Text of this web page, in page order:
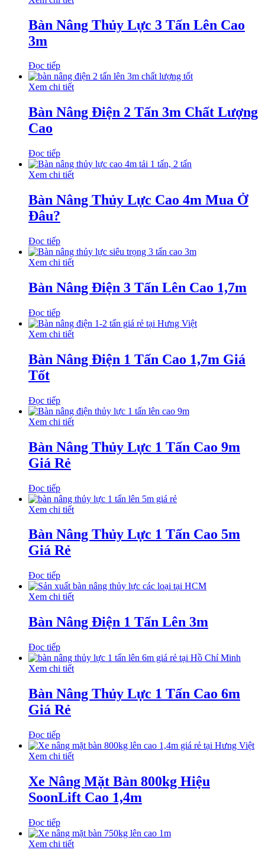
Bàn Nâng Thủy Lực 3 Tấn Lên Cao
3m
Đọc tiếp
Xem chi tiết
Bàn Nâng Điện 2 Tấn 3m Chất Lượng
Cao
Đọc tiếp
Xem chi tiết
Bàn Nâng Thủy Lực Cao 4m Mua Ở
Đâu?
Đọc tiếp
Xem chi tiết
Bàn Nâng Điện 3 Tấn Lên Cao 1,7m
Đọc tiếp
Xem chi tiết
Bàn Nâng Điện 1 Tấn Cao 1,7m Giá
Tốt
Đọc tiếp
Xem chi tiết
Bàn Nâng Thủy Lực 1 Tấn Cao 9m
Giá Rẻ
Đọc tiếp
Xem chi tiết
Bàn Nâng Thủy Lực 1 Tấn Cao 5m
Giá Rẻ
Đọc tiếp
Xem chi tiết
Bàn Nâng Điện 1 Tấn Lên 3m
Đọc tiếp
Xem chi tiết
Bàn Nâng Thủy Lực 1 Tấn Cao 6m
Giá Rẻ
Đọc tiếp
Xem chi tiết
Xe Nâng Mặt Bàn 800kg Hiệu
SoonLift Cao 1,4m
Đọc tiếp
Xem chi tiết